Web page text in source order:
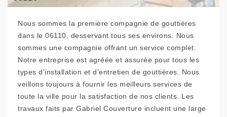
Nous sommes la première compagnie de gouttières
dans le 06110, desservant tous ses environs. Nous
sommes une compagnie offrant un service complet.
Notre entreprise est agréée et assurée pour tous les
types d'installation et d'entretien de gouttières. Nous
veillons toujours à fournir les meilleurs services de
toute la ville pour la satisfaction de nos clients. Les
travaux faits par Gabriel Couverture incluent une large